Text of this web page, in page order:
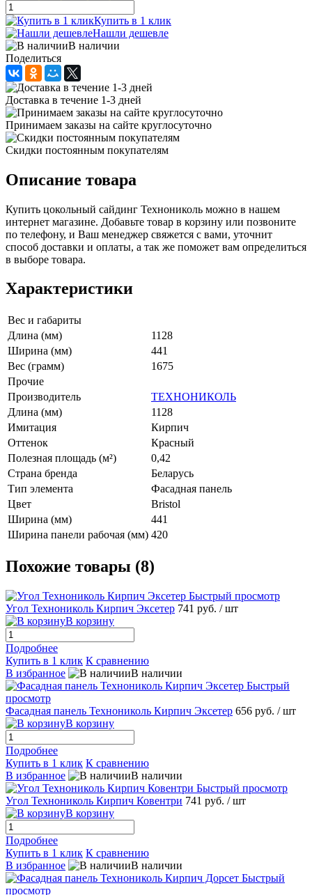
Купить в 1 клик
Нашли дешевле
В наличии
Поделиться
Доставка в течение 1-3 дней
Принимаем заказы на сайте круглосуточно
Скидки постоянным покупателям
Описание товара
Купить цокольный сайдинг Технониколь можно в нашем
интернет магазине. Добавьте товар в корзину или позвоните
по телефону, и Ваш менеджер свяжется с вами, уточнит
способ доставки и оплаты, а так же поможет вам определиться
в выборе товара.
Характеристики
Вес и габариты
Длина (мм)
1128
Ширина (мм)
441
Вес (грамм)
1675
Прочие
Производитель
ТЕХНОНИКОЛЬ
Длина (мм)
1128
Имитация
Кирпич
Оттенок
Красный
Полезная площадь (м²)
0,42
Страна бренда
Беларусь
Тип элемента
Фасадная панель
Цвет
Bristol
Ширина (мм)
441
Ширина панели рабочая (мм) 420
Похожие товары (8)
Быстрый просмотр
Угол Технониколь Кирпич Эксетер 741 руб. / шт
В корзину
Подробнее
Купить в 1 клик К сравнению
В избранное
В наличии
Быстрый
просмотр
Фасадная панель Технониколь Кирпич Эксетер 656 руб. / шт
В корзину
Подробнее
Купить в 1 клик К сравнению
В избранное
В наличии
Быстрый просмотр
Угол Технониколь Кирпич Ковентри 741 руб. / шт
В корзину
Подробнее
Купить в 1 клик К сравнению
В избранное
В наличии
Быстрый
просмотр